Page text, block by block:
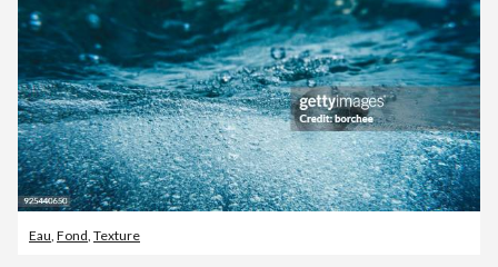
Eau, Fond, Texture